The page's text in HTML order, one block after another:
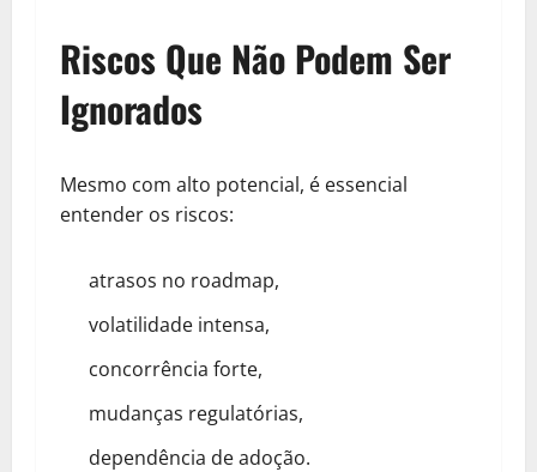
Riscos Que Não Podem Ser
Ignorados
Mesmo com alto potencial, é essencial
entender os riscos:
atrasos no roadmap,
volatilidade intensa,
concorrência forte,
mudanças regulatórias,
dependência de adoção.